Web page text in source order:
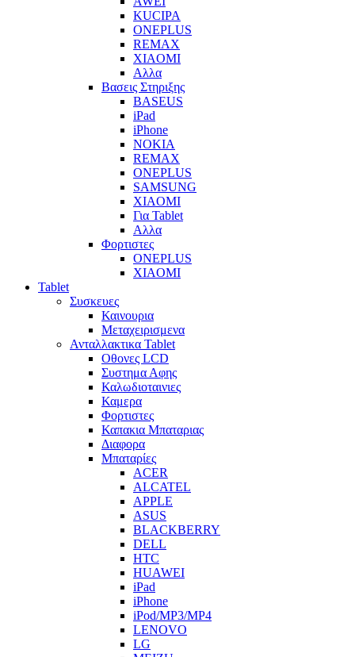
KUCIPA
ONEPLUS
REMAX
XIAOMI
Αλλα
Βασεις Στηριξης
BASEUS
iPad
iPhone
NOKIA
REMAX
ONEPLUS
SAMSUNG
XIAOMI
Για Tablet
Αλλα
Φορτιστες
ONEPLUS
XIAOMI
Tablet
Συσκευες
Καινουρια
Μεταχειρισμενα
Ανταλλακτικα Tablet
Οθονες LCD
Συστημα Αφης
Καλωδιοταινιες
Καμερα
Φορτιστες
Καπακια Μπαταριας
Διαφορα
Μπαταρίες
ACER
ALCATEL
APPLE
ASUS
BLACKBERRY
DELL
HTC
HUAWEI
iPad
iPhone
iPod/MP3/MP4
LENOVO
LG